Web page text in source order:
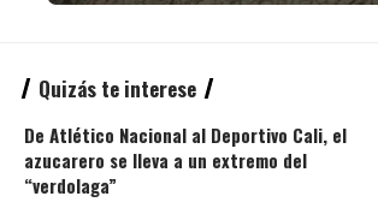
Quizás te interese
De Atlético Nacional al Deportivo Cali, el
azucarero se lleva a un extremo del
“verdolaga”